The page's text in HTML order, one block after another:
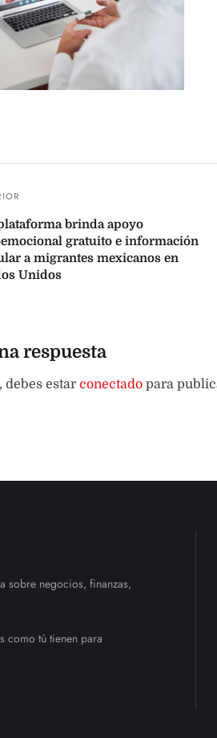
brinda apoyo
gratuito e información
a migrantes mexicanos en
Unidos
respuesta
debes estar conectado para
sobre negocios, finanzas,
como tú tienen para